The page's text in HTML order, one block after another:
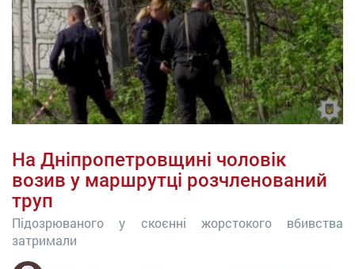
На Дніпропетровщині чоловік
возив у маршрутці розчленований
труп
Підозрюваного у скоєнні жорстокого вбивства
затримали